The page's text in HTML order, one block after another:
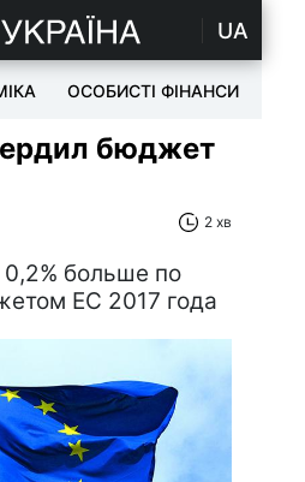
UA
ОСОБИСТІ ФІНАНСИ
бюджет
2 хв
больше по
ЕС 2017 года